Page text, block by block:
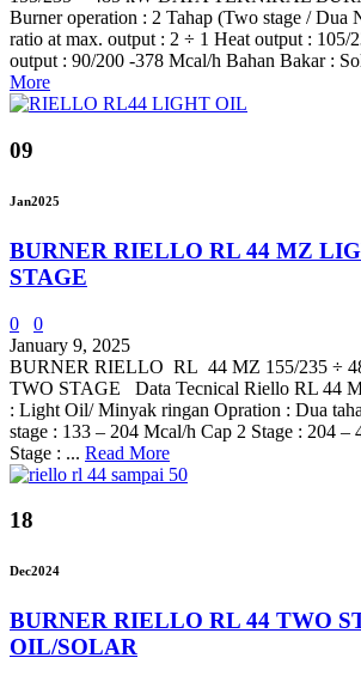
Burner operation : 2 Tahap (Two stage / Dua
ratio at max. output : 2 ÷ 1 Heat output : 105/
output : 90/200 -378 Mcal/h Bahan Bakar :
More
09
Jan2025
BURNER RIELLO RL 44 MZ
STAGE
0
0
January 9, 2025
BURNER RIELLO RL 44 MZ 155/235 ÷
TWO STAGE Data Tecnical Riello RL 44
: Light Oil/ Minyak ringan Opration : Dua
stage : 133 – 204 Mcal/h Cap 2 Stage : 204 –
Stage : ... Read More
18
Dec2024
BURNER RIELLO RL 44 TWO
OIL/SOLAR